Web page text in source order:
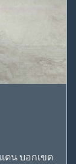
ดน บอกเขต